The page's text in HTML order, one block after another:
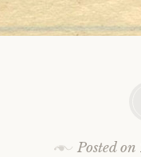
Posted on